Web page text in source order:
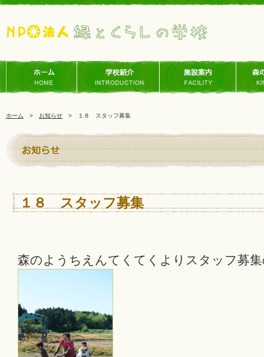
ホーム > お知らせ > １８ スタッフ募集
１８ スタッフ募集
森のようちえんてくてくよりスタッフ募